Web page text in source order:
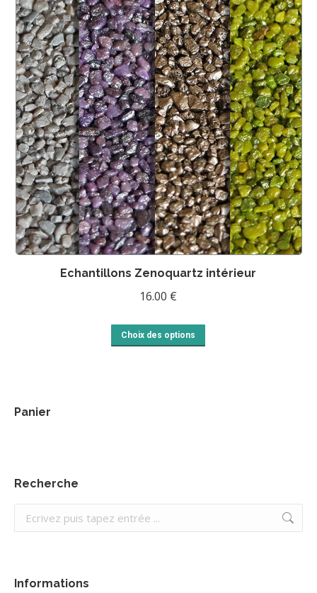
Echantillons Zenoquartz intérieur
16.00 €
Choix des options
sur
Panier
Recherche
Recherche
Informations